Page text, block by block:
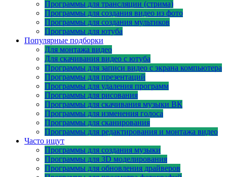
Программы для трансляции (стрима)
Программы для создания видео из фото
Программы для создания мультиков
Программы для ютуба
Популярные подборки
Для монтажа видео
Для скачивания видео с ютуба
Программы для записи видео с экрана компьютера
Программы для презентаций
Программы для удаления программ
Программы для рисования
Программы для скачивания музыки ВК
Программы для изменения голоса
Программы для сканирования
Программы для редактирования и монтажа видео
Часто ищут
Программы для создания музыки
Программы для 3D моделирования
Программы для обновления драйверов